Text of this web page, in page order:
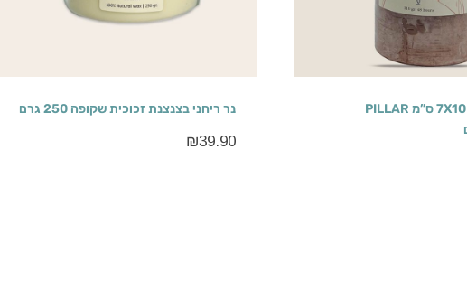
נר יצוק ריחני 7X10 ס”מ PILLAR
נר ריחני בצנצנת זכוכית שקופה 250 גרם
₪39.90